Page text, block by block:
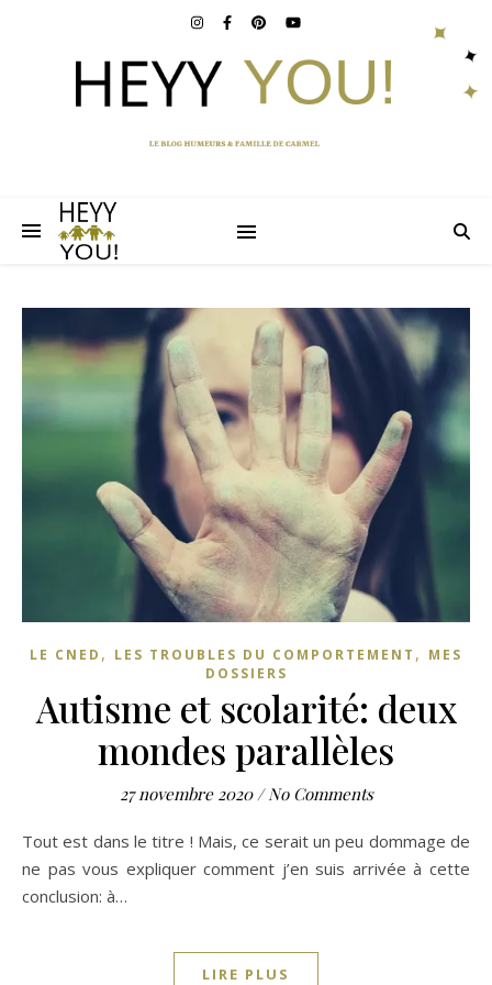
LE CNED , LES TROUBLES DU COMPORTEMENT , MES
DOSSIERS
Autisme et scolarité: deux
mondes parallèles
27 novembre 2020 / No Comments
Tout est dans le titre ! Mais, ce serait un peu dommage de
ne pas vous expliquer comment j’en suis arrivée à cette
conclusion: à…
LIRE PLUS